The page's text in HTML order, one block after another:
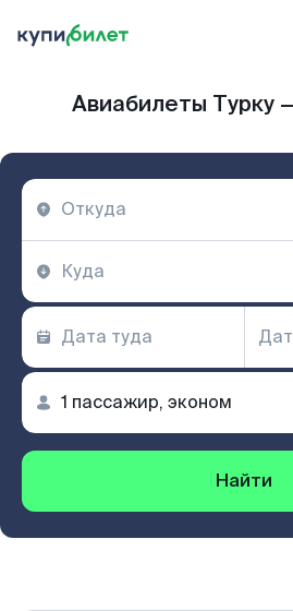
Авиабилеты Турку
Найти